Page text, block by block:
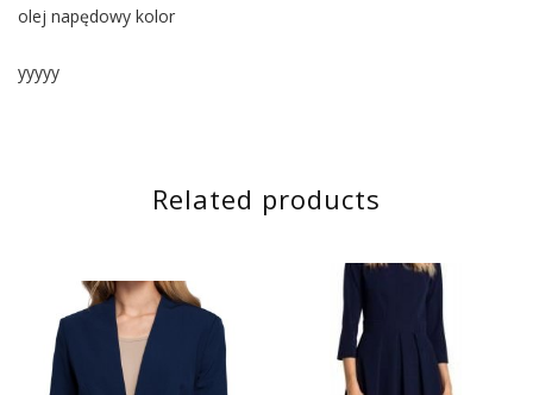
olej napędowy kolor
yyyyy
Related products